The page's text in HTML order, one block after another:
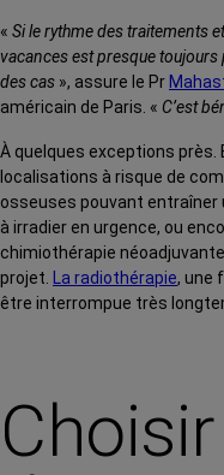
« Si le rythme des traitements
vacances est presque
des cas », assure le Pr
américain de Paris. « C’est
À quelques exceptions près.
localisations à risque de
osseuses pouvant
à irradier en urgence, ou
chimiothérapie
projet. La radiothérapie, une
être interrompue très